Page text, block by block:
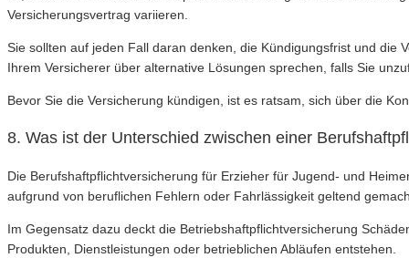
Versicherungsvertrag variieren.
Sie sollten auf jeden Fall daran denken, die Kündigungsfrist und die
Ihrem Versicherer über alternative Lösungen sprechen, falls Sie
Bevor Sie die Versicherung kündigen, ist es ratsam, sich über die
8. Was ist der Unterschied zwischen einer
Die Berufshaftpflichtversicherung für Erzieher für Jugend- und
aufgrund von beruflichen Fehlern oder Fahrlässigkeit geltend
Im Gegensatz dazu deckt die Betriebshaftpflichtversicherung
Produkten, Dienstleistungen oder betrieblichen Abläufen entstehen.